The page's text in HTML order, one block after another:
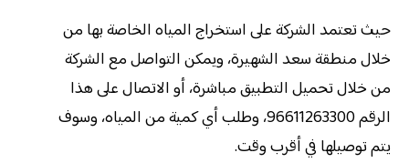
حيث تعتمد الشركة على استخراج المياه الخاصة بها من
خلال منطقة سعد الشهيرة، ويمكن التواصل مع الشركة
من خلال تحميل التطبيق مباشرة، أو الاتصال على هذا
الرقم 96611263300، وطلب أي كمية من المياه، وسوف
يتم توصيلها في أقرب وقت.